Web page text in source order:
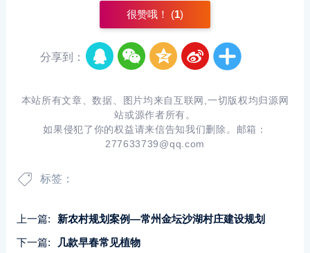
很赞哦！ (1)
分享到：
本站所有文章、数据、图片均来自互联网,一切版权均归源网
站或源作者所有。
如果侵犯了你的权益请来信告知我们删除。邮箱：
277633739@qq.com
标签：
上一篇:
新农村规划案例―常州金坛沙湖村庄建设规划
下一篇:
几款早春常见植物